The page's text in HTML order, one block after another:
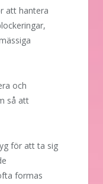
att hantera
och
så att
för att ta sig
formas